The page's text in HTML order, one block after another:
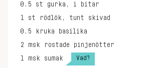
0.5 st
gurka, i bitar
1 st
rödlök, tunt skivad
0.5
kruka
basilika
2 msk
rostade pinjenötter
1 msk sumak Vad?